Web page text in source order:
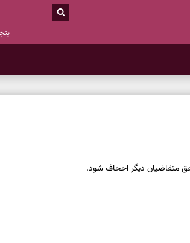
متقاضیان دیگر اجحاف شود.